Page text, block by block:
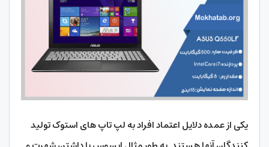
یکی از عمده دلایل اعتماد افراد به لپ تاپ های استوک تولید